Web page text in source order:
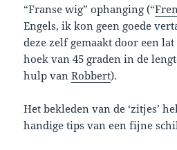
“Franse wig” ophanging (“
Engels, ik kon geen goede
deze zelf gemaakt door een
hoek van 45 graden in de
hulp vanRobbert).
Het bekleden van de ‘zitjes’
handige tips van een fijne